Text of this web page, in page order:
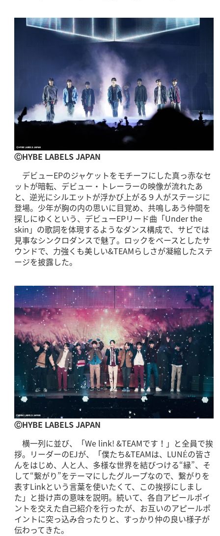
ⒸHYBE LABELS JAPAN
デビューEPのジャケットをモチーフにした真っ赤なセ
ットが暗転、デビュー・トレーラーの映像が流れたあ
と、逆光にシルエットが浮かび上がる９人がステージに
登場。少年が胸の内の思いに目覚め、共鳴しあう仲間を
探しにゆくという、デビューEPリード曲「Under the
skin」の歌詞を体現するようなダンス構成で、サビでは
見事なシンクロダンスで魅了。ロックをベースとしたサ
ウンドで、力強くも美しい&TEAMらしさが凝縮したステ
ージを披露した。
ⒸHYBE LABELS JAPAN
横一列に並び、「We link! &TEAMです！」と全員で挨
拶。リーダーのEJが、「僕たち&TEAMは、LUNÉの皆さ
んをはじめ、人と人、多様な世界を結びつける“縁”、そ
して“繋がり”をテーマにしたグループなので、繋がりを
表すLinkという言葉を使いたくて、この挨拶にしまし
た」と掛け声の意味を説明。続いて、各自アピールポイ
ントを交えた自己紹介を行ったが、お互いのアピールポ
イントに突っ込み合ったりと、すっかり仲の良い様子が
伝わってきた。